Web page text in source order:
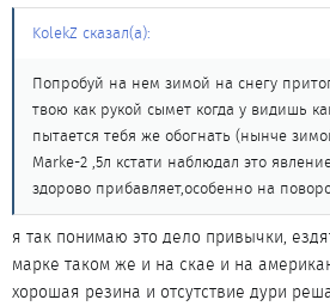
KolekZ сказал(а):
Попробуй на нем зимой на снегу
твою как рукой сымет когда у видишь
пытается тебя же обогнать (нынче
Marke-2 ,5л кстати наблюдал это
здорово прибавляет,особенно на
я так понимаю это дело привычки,
марке таком же и на скае и на
хорошая резина и отсутствие дури